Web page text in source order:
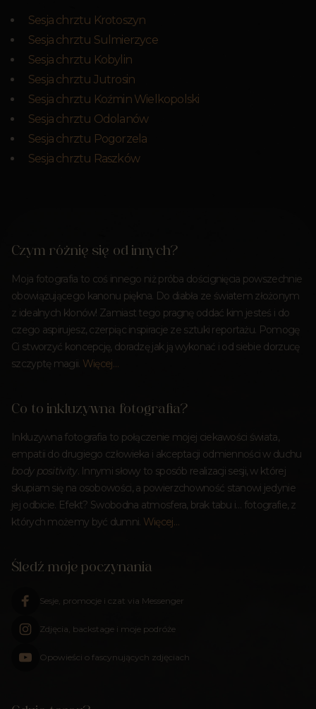
Sesja chrztu Krotoszyn
Sesja chrztu Sulmierzyce
Sesja chrztu Kobylin
Sesja chrztu Jutrosin
Sesja chrztu Koźmin Wielkopolski
Sesja chrztu Odolanów
Sesja chrztu Pogorzela
Sesja chrztu Raszków
Czym różnię się od innych?
Moja fotografia to coś innego niż próba doścignięcia powszechnie
obowiązującego kanonu piękna. Do diabła ze światem złożonym
z idealnych klonów! Zamiast tego pragnę oddać kim jesteś i do
czego aspirujesz, czerpiąc inspiracje ze sztuki reportażu. Pomogę
Ci stworzyć koncepcję, doradzę jak ją wykonać i od siebie dorzucę
szczyptę magii. Więcej…
Co to inkluzywna fotografia?
Inkluzywna fotografia to połączenie mojej ciekawości świata,
empatii do drugiego człowieka i akceptacji odmienności w duchu
body positivity. Innymi słowy to sposób realizacji sesji, w której
skupiam się na osobowości, a powierzchowność stanowi jedynie
jej odbicie. Efekt? Swobodna atmosfera, brak tabu i… fotografie, z
których możemy być dumni. Więcej…
Śledź moje poczynania
Sesje, promocje i czat via Messenger
Zdjęcia, backstage i moje podróże
Opowieści o fascynujących zdjęciach